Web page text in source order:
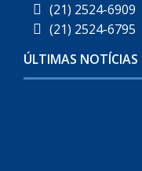
(21) 2524-6909
(21) 2524-6795
ÚLTIMAS NOTÍCIAS